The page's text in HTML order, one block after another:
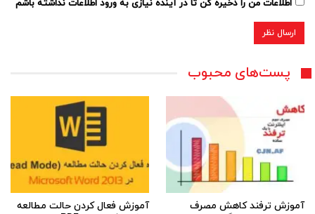
اطلاعات من را ذخیره کن تا در آینده نیازی به ورود اطلاعات نداشته باشم
پست‌های محبوب
آموزش ترفند کاهش مصرف
آموزش فعال کردن حالت مطالعه